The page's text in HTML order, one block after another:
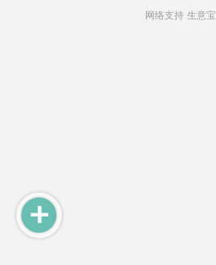
网络支持 生意宝